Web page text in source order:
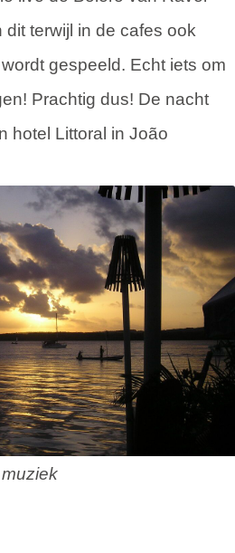
terwijl in de cafes ook
gespeeld. Echt iets om
Prachtig dus! De nacht
hotel Littoral in João